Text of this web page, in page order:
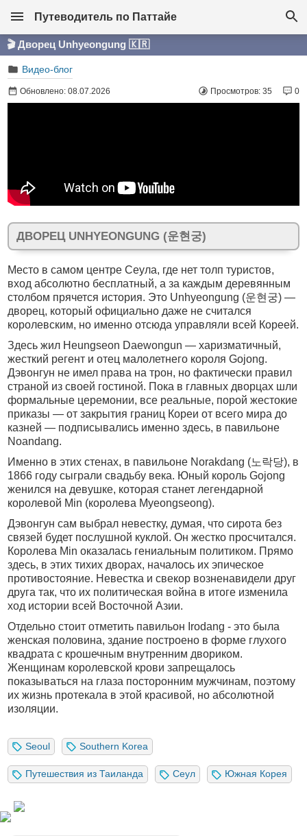
Путеводитель по Паттайе
🎬 Дворец Unhyeongung 🇰🇷
Видео-блог
Обновлено: 08.07.2026 0
Просмотров: 35
ДВОРЕЦ UNHYEONGUNG (운현궁)
Место в самом центре Сеула, где нет толп туристов,
вход абсолютно бесплатный, а за каждым деревянным
столбом прячется история. Это Unhyeongung (운현궁) —
дворец, который официально даже не считался
королевским, но именно отсюда управляли всей Кореей.
Здесь жил Heungseon Daewongun — харизматичный,
жесткий регент и отец малолетнего короля Gojong.
Дэвонгун не имел права на трон, но фактически правил
страной из своей гостиной. Пока в главных дворцах шли
формальные церемонии, все реальные, порой жестокие
приказы — от закрытия границ Кореи от всего мира до
казней — подписывались именно здесь, в павильоне
Noandang.
Именно в этих стенах, в павильоне Norakdang (노락당), в
1866 году сыграли свадьбу века. Юный король Gojong
женился на девушке, которая станет легендарной
королевой Min (королева Myeongseong).
Дэвонгун сам выбрал невестку, думая, что сирота без
связей будет послушной куклой. Он жестко просчитался.
Королева Min оказалась гениальным политиком. Прямо
здесь, в этих тихих дворах, началось их эпическое
противостояние. Невестка и свекор возненавидели друг
друга так, что их политическая война в итоге изменила
ход истории всей Восточной Азии.
Отдельно стоит отметить павильон Irodang - это была
женская половина, здание построено в форме глухого
квадрата с крошечным внутренним двориком.
Женщинам королевской крови запрещалось
показываться на глаза посторонним мужчинам, поэтому
их жизнь протекала в этой красивой, но абсолютной
изоляции.
Seoul Southern Korea
Путешествия из Таиланда Сеул Южная Корея